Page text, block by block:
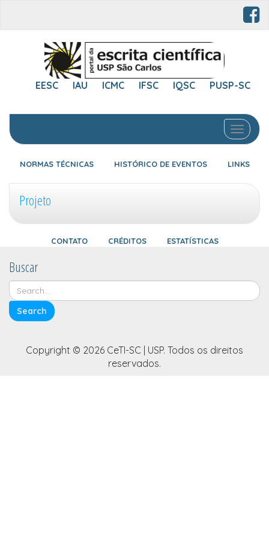
EESC IAU ICMC IFSC IQSC PUSP-SC
Toggle
NORMAS TÉCNICAS HISTÓRICO DE EVENTOS LINKS
Projeto
CONTATO CRÉDITOS ESTATÍSTICAS
Buscar
Copyright © 2026 CeTI-SC | USP. Todos os direitos
reservados.